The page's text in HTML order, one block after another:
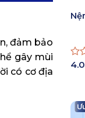
đảm bảo
gây mùi
có cơ địa
5
sao